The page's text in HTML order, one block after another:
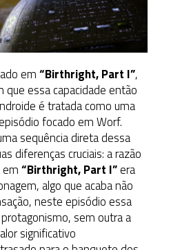
em“Birthright, Part I”,
essa capacidade então
é tratada como uma
focado em Worf.
sequência direta dessa
diferenças cruciais: a razão
“Birthright, Part I”era
algo que acaba não
neste episódio essa
sem outra a
significativo